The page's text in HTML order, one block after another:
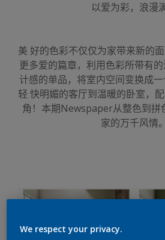
以爱为彩，浪漫
美 好的色彩不仅仅为家带来新的
更多爱的篇章，利用色彩所带有
计感的单品，将室内空间变换成
轻 快明媚的客厅到温暖的卧室，
角！本期Newspaper从整色到拼
家的万千风情。
We respect your privacy.